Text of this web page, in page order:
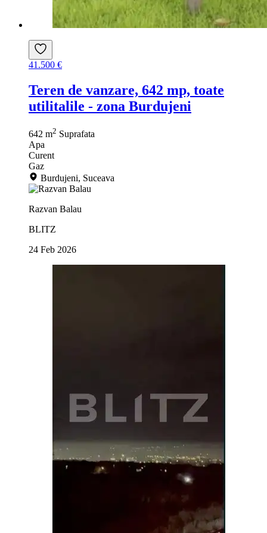
41.500 €
Teren de vanzare, 642 mp, toate
utilitalile - zona Burdujeni
642 m2 Suprafata
Apa
Curent
Gaz
Burdujeni, Suceava
Razvan Balau
BLITZ
24 Feb 2026